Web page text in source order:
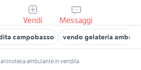
Vendi Messaggi
campobasso vendo gelateria
ambulante in vendita